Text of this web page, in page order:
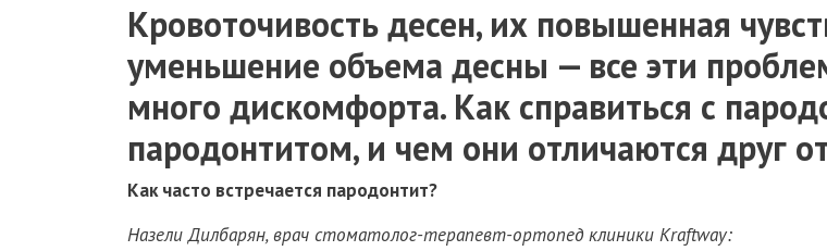
Кровоточивость десен, их повышенная
уменьшение объема десны — все эти
много дискомфорта. Как справиться с
пародонтитом, и чем они отличаются друг
Как часто встречается пародонтит?
Назели Дилбарян, врач стоматолог-терапевт-ортопед клиники Kraftway: